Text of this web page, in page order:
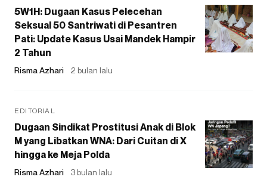
5W1H: Dugaan Kasus Pelecehan
Seksual 50 Santriwati di Pesantren
Pati: Update Kasus Usai Mandek Hampir
2 Tahun
Risma Azhari 2 bulan lalu
EDITORIAL
Dugaan Sindikat Prostitusi Anak di Blok
M yang Libatkan WNA: Dari Cuitan di X
hingga ke Meja Polda
Risma Azhari 3 bulan lalu